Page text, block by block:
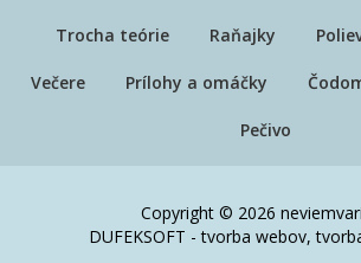
Trocha teórie Raňajky
Večere Prílohy a omáčky
Pečivo
Copyright © 2026
DUFEKSOFT -tvorba webov,